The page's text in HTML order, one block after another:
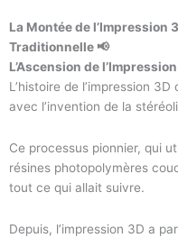
La Montée de l’Impression
Traditionnelle 📢
L’Ascension de
L’histoire de l’impression
avec l’invention de la
Ce processus pionnier, qui
résines photopolymères
tout ce qui allait suivre.
Depuis, l’impression 3D a